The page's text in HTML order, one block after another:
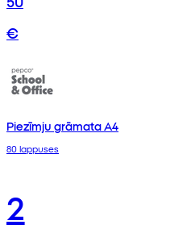
€
Piezīmju grāmata A4
80 lappuses
2